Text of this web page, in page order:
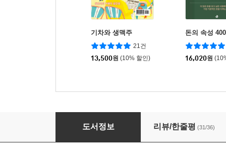
기차와 생맥주
21건
13,500원 (10% 할인)
돈의 속성
16,020원
40일간의 남미 일주
도서정보 리뷰/한줄평 (31/36)